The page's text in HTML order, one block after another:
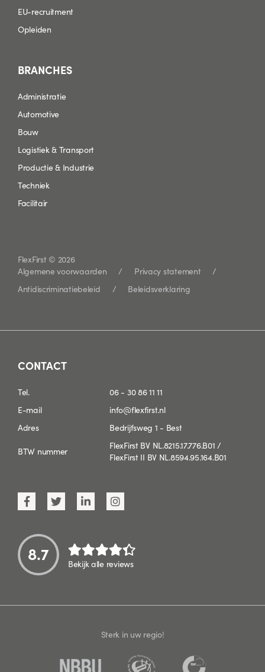
EU-recruitment
Opleiden
BRANCHES
Administratie
Automotive
Bouw
Logistiek & Transport
Productie & Industrie
Techniek
Facilitair
FlexFirst © 2026
Algemene voorwaarden
Privacy statement
Antidiscriminatiebeleid
Beleidsverklaring
CONTACT
Tel.
06 - 30 86 11 11
E-mail
info@flexfirst.nl
Adres
Bedrijfsweg 1 - Best
BTW nummer
FlexFirst BV NL.8215.17.776.B01 /
FlexFirst II BV NL.8594.95.164.B01
8.7 Bekijk alle reviews
Sterk in uw regio!